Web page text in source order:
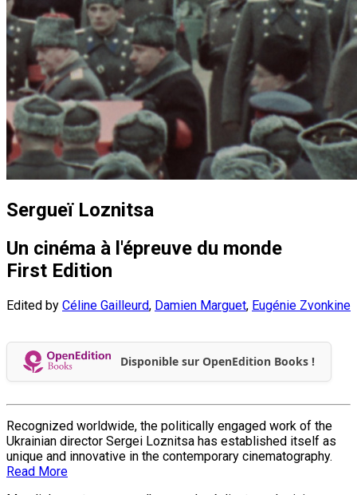
Sergueï Loznitsa
Un cinéma à l'épreuve du monde
First Edition
Edited by Céline Gailleurd, Damien Marguet, Eugénie Zvonkine
Disponible sur OpenEdition Books !
Recognized worldwide, the politically engaged work of the
Ukrainian director Sergei Loznitsa has established itself as
unique and innovative in the contemporary cinematography.
Read More